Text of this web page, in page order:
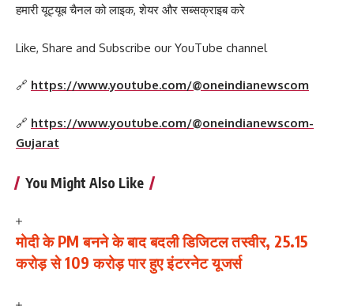
हमारी यूट्यूब चैनल को लाइक, शेयर और सब्सक्राइब करे
Like, Share and Subscribe our YouTube channel
🔗 https://www.youtube.com/@oneindianewscom
🔗 https://www.youtube.com/@oneindianewscom-
Gujarat
You Might Also Like
मोदी के PM बनने के बाद बदली डिजिटल तस्वीर, 25.15
करोड़ से 109 करोड़ पार हुए इंटरनेट यूजर्स